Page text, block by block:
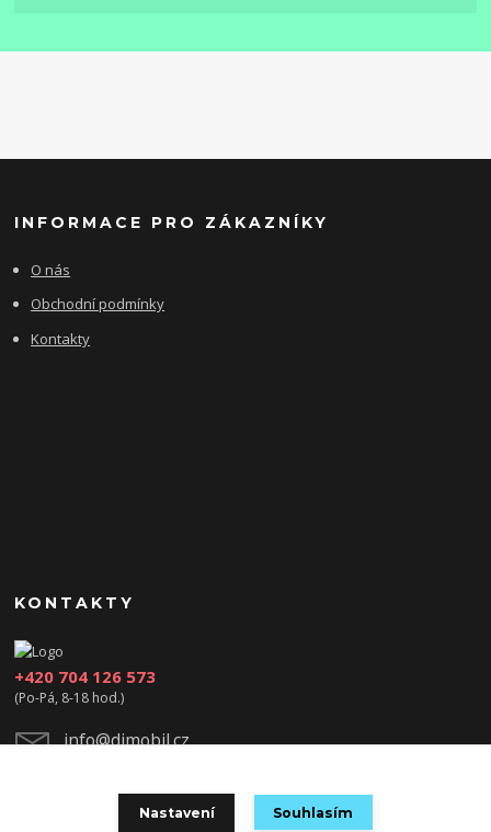
INFORMACE PRO ZÁKAZNÍKY
O nás
Obchodní podmínky
Kontakty
KONTAKTY
+420 704 126 573
(Po-Pá, 8-18 hod.)
info@djmobil.cz
Nastavení Souhlasím